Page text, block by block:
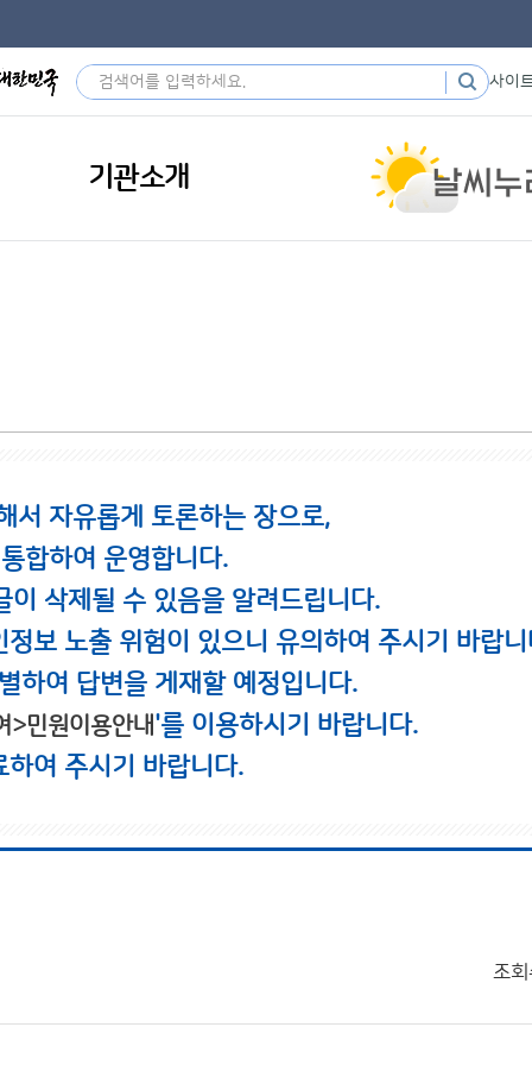
사이
기관소개
서 자유롭게 토론하는 장으로,
합하여 운영합니다.
삭제될 수 있음을 알려드립니다.
보 노출 위험이 있으니 유의하여 주시기 바랍니
하여 답변을 게재할 예정입니다.
>민원이용안내'를 이용하시기 바랍니다.
여 주시기 바랍니다.
조회